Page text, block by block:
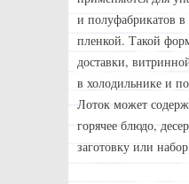
и полуфабрикатов в
пленкой. Такой
доставки,
в холодильнике и
Лоток может
горячее блюдо,
заготовку или